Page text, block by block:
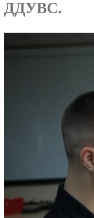
ДДУВС.